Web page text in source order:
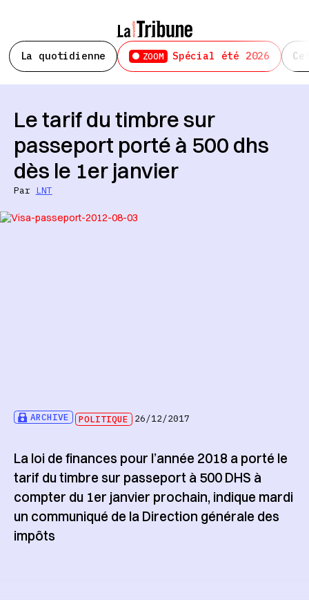
La quotidienne ZOOM Spécial été 2026
ARCHIVE POLITIQUE 26/12/2017
Le tarif du timbre sur
passeport porté à 500 dhs
dès le 1er janvier
Par LNT
La loi de finances pour l’année 2018 a porté le
tarif du timbre sur passeport à 500 DHS à
compter du 1er janvier prochain, indique mardi
un communiqué de la Direction générale des
impôts